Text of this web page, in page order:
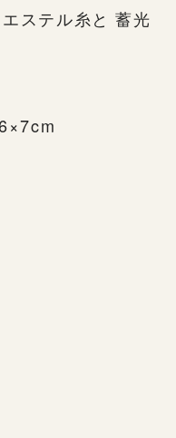
ステル糸と 蓄光